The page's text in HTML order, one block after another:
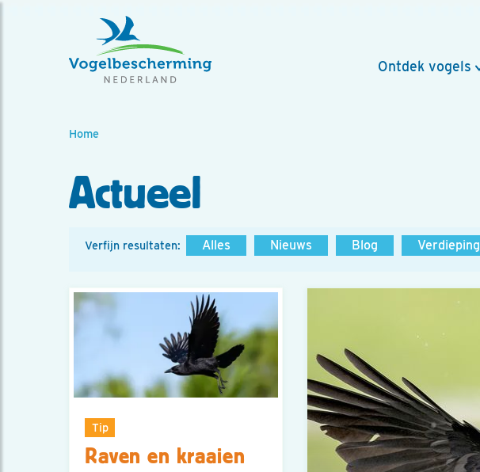
Ontdek vogels
Home
Actueel
Verfijn resultaten: Alles Nieuws Blog Verdieping
Tip
Raven en kraaien